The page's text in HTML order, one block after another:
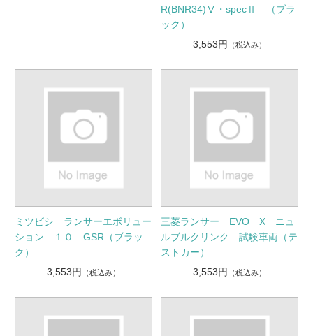
R(BNR34)Ⅴ・specⅡ （ブラ
ック）
3,553円
（税込み）
ミツビシ ランサーエボリュー
ション １０ GSR（ブラッ
ク）
3,553円
（税込み）
三菱ランサー EVO X ニュ
ルブルクリンク 試験車両（テ
ストカー）
3,553円
（税込み）